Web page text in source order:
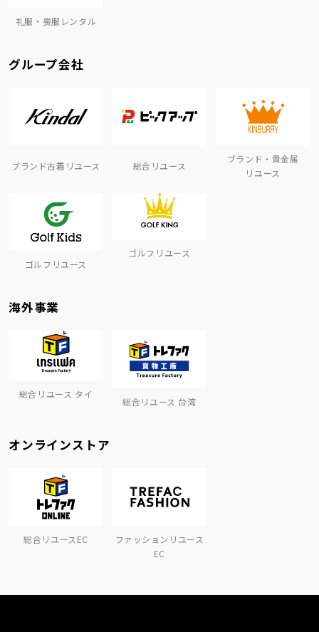
礼服・喪服レンタル
グループ会社
ブランド古着リユース 総合リユース
ブランド・貴金属
リユース
ゴルフリユース
ゴルフリユース
海外事業
総合リユース タイ
総合リユース 台湾
オンラインストア
総合リユースEC
ファッションリユース
EC